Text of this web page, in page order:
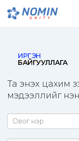
ИРГЭН
БАЙГУУЛЛАГА
Та энэхүү цахим
мэдээллийг
Persona